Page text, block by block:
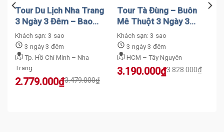
Tour Du Lịch Nha Trang
3 Ngày 3 Đêm – Bao
Trọn Gói
Khách sạn: 3 sao
3 ngày 3 đêm
Tp. Hồ Chí Minh – Nha
Trang
3.479.000₫
Original
2.779.000₫
Current
Tour Tà Đùng – Buôn
Mê Thuột 3 Ngày 3
Đêm – Bao Trọn Gói
Khách sạn: 3 sao
3 ngày 3 đêm
HCM – Tây Nguyên
3.828.000₫
Original
3.190.000₫
Current